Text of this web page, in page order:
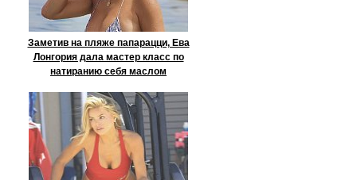
Заметив на пляже папарацци, Ева
Лонгория дала мастер класс по
натиранию себя маслом